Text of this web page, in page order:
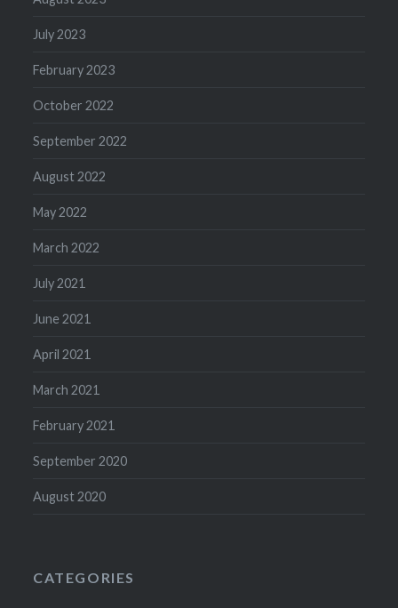
July 2023
February 2023
October 2022
September 2022
August 2022
May 2022
March 2022
July 2021
June 2021
April 2021
March 2021
February 2021
September 2020
August 2020
CATEGORIES